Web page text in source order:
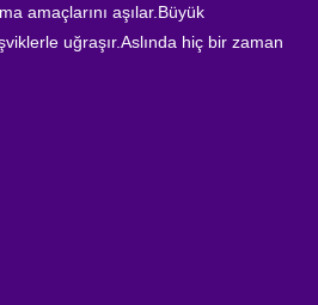
amaçlarını aşılar.Büyük
uğraşır.Aslında hiç bir zaman